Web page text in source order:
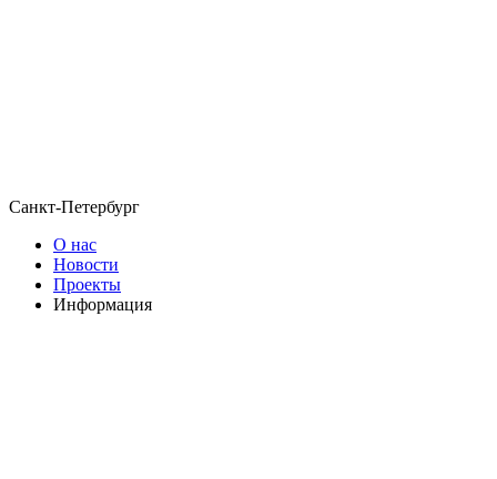
Санкт-Петербург
О нас
Новости
Проекты
Информация